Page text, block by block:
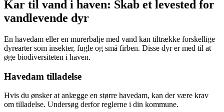
Kar til vand i haven: Skab et levested for
vandlevende dyr
En havedam eller en murerbalje med vand kan tiltrække forskellige
dyrearter som insekter, fugle og små firben. Disse dyr er med til at
øge biodiversiteten i haven.
Havedam tilladelse
Hvis du ønsker at anlægge en større havedam, kan der være krav
om tilladelse. Undersøg derfor reglerne i din kommune.